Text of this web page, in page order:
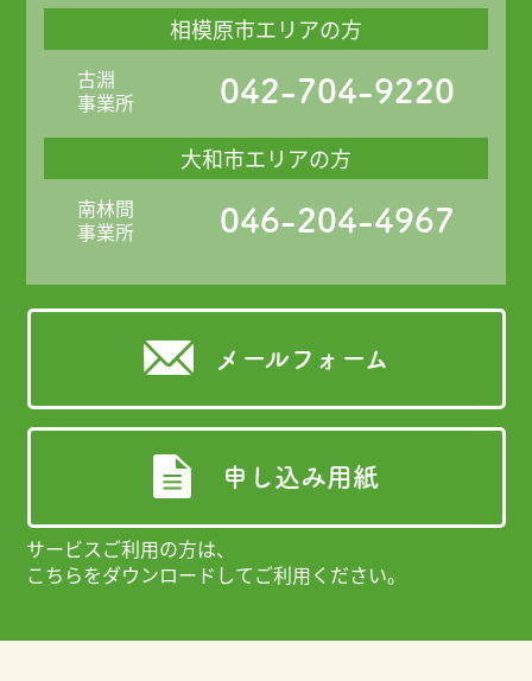
相模原市エリアの方
古淵
事業所
042-704-9220
大和市エリアの方
南林間
事業所
046-204-4967
メールフォーム
申し込み用紙
サービスご利用の方は、
こちらをダウンロードしてご利用ください。